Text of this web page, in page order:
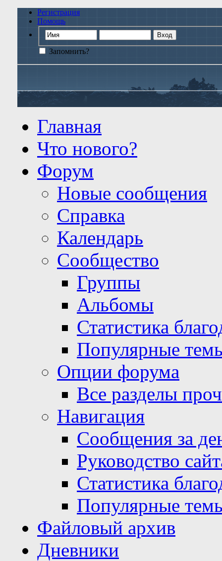
Регистрация
Помощь
Запомнить?
Главная
Что нового?
Форум
Новые сообщения
Справка
Календарь
Сообщество
Группы
Альбомы
Статистика
Популярные
Опции форума
Все разделы
Навигация
Сообщения за
Руководство
Статистика
Популярные
Файловый архив
Дневники